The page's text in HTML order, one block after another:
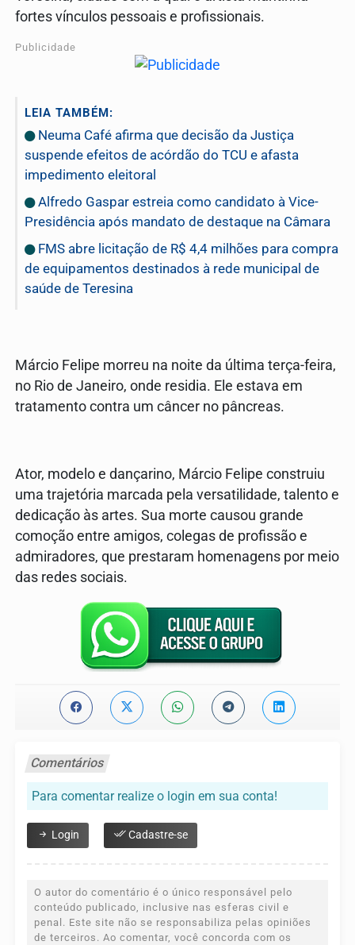
fortes vínculos pessoais e profissionais.
Publicidade
LEIA TAMBÉM:
Neuma Café afirma que decisão da Justiça
suspende efeitos de acórdão do TCU e afasta
impedimento eleitoral
Alfredo Gaspar estreia como candidato à Vice-
Presidência após mandato de destaque na Câmara
FMS abre licitação de R$ 4,4 milhões para compra
de equipamentos destinados à rede municipal de
saúde de Teresina
Márcio Felipe morreu na noite da última terça-feira,
no Rio de Janeiro, onde residia. Ele estava em
tratamento contra um câncer no pâncreas.
Ator, modelo e dançarino, Márcio Felipe construiu
uma trajetória marcada pela versatilidade, talento e
dedicação às artes. Sua morte causou grande
comoção entre amigos, colegas de profissão e
admiradores, que prestaram homenagens por meio
das redes sociais.
Comentários
Para comentar realize o login em sua conta!
Login Cadastre-se
O autor do comentário é o único responsável pelo
conteúdo publicado, inclusive nas esferas civil e
penal. Este site não se responsabiliza pelas opiniões
de terceiros. Ao comentar, você concorda com os